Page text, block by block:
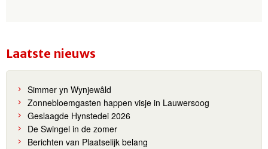
Laatste nieuws
Simmer yn Wynjewâld
Zonnebloemgasten happen visje in Lauwersoog
Geslaagde Hynstedei 2026
De Swingel in de zomer
Berichten van Plaatselijk belang